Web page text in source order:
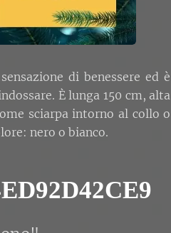
di benessere ed è
È lunga 150 cm, alta
sciarpa intorno al collo o
nero o bianco.